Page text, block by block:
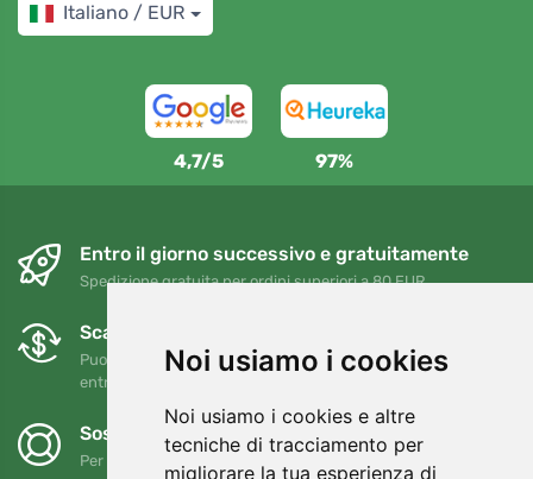
Noi usiamo i cookies
Noi usiamo i cookies e altre
tecniche di tracciamento per
migliorare la tua esperienza di
Italiano / EUR
4,7/5 97%
Entro il giorno successivo e gratuitamente
Spedizione gratuita per ordini superiori a 80 EUR
Scambi e resi gratuiti
Puoi restituire o cambiare il tuo ordine in qualsiasi momento
entro 90 giorni
Sosteniamo Trees.org
Per ogni ordine piantiamo un albero! Leggi di più